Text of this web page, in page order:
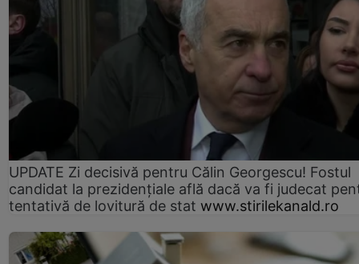
UPDATE Zi decisivă pentru Călin Georgescu! Fostul
candidat la prezidențiale află dacă va fi judecat
tentativă de lovitură de stat www.stirilekanald.ro